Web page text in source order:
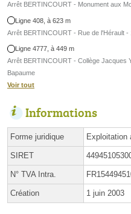
Arrêt BERTINCOURT - Monument aux
Ligne 408, à 623 m
Arrêt BERTINCOURT - Rue de l'Hérault -
Ligne 4777, à 449 m
Arrêt BERTINCOURT - Collège Jacques
Bapaume
Voir tout
Informations
Forme juridique Exploitation
SIRET
N° TVA Intra.
Création 1 juin 2003